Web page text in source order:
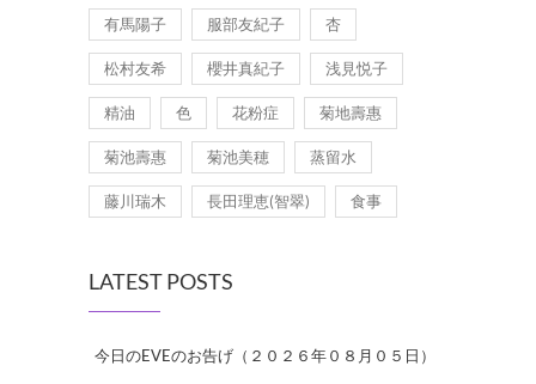
有馬陽子 服部友紀子 杏
松村友希 櫻井真紀子 浅見悦子
精油 色 花粉症 菊地壽惠
菊池壽惠 菊池美穂 蒸留水
藤川瑞木 長田理恵(智翠) 食事
LATEST POSTS
今日のEVEのお告げ（２０２６年０８月０５日）